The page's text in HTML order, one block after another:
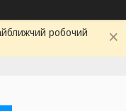
робочий